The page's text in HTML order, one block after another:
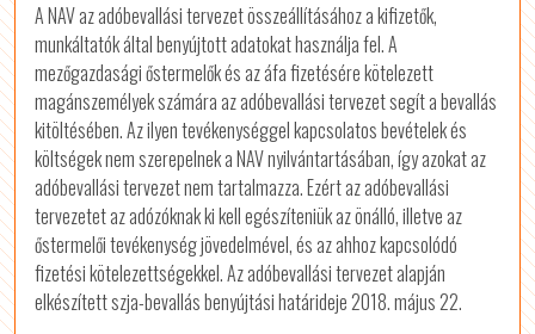
A NAV az adóbevallási tervezet összeállításához a kifizetők,
munkáltatók által benyújtott adatokat használja fel. A
mezőgazdasági őstermelők és az áfa fizetésére kötelezett
magánszemélyek számára az adóbevallási tervezet segít a bevallás
kitöltésében. Az ilyen tevékenységgel kapcsolatos bevételek és
költségek nem szerepelnek a NAV nyilvántartásában, így azokat az
adóbevallási tervezet nem tartalmazza. Ezért az adóbevallási
tervezetet az adózóknak ki kell egészíteniük az önálló, illetve az
őstermelői tevékenység jövedelmével, és az ahhoz kapcsolódó
fizetési kötelezettségekkel. Az adóbevallási tervezet alapján
elkészített szja-bevallás benyújtási határideje 2018. május 22.